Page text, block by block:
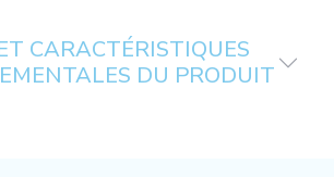
CARACTÉRISTIQUES
DU PRODUIT